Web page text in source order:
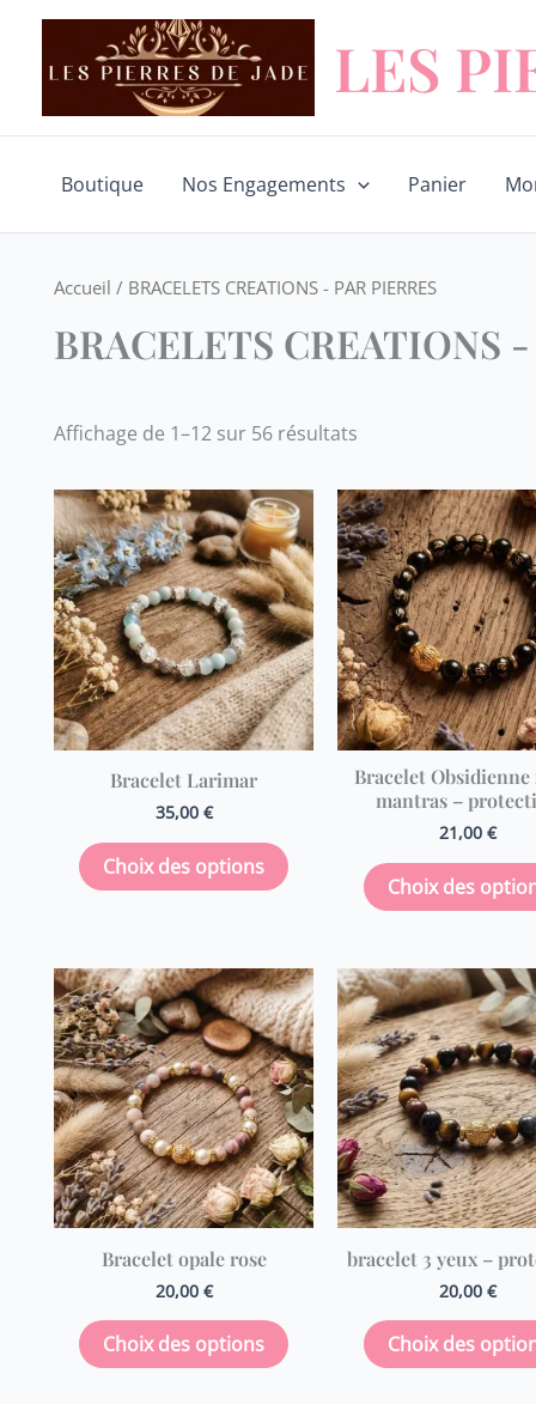
contenu
LES
Boutique Nos Engagements Panier
Accueil / BRACELETS CREATIONS - PAR PIERRES
BRACELETS CREATIONS
Affichage de 1–12 sur 56 résultats
plus
récent
au
Bracelet Larimar
35,00 €
Choix des options
Ce
produit
a
plusieurs
variations.
Les
options
peuvent
être
choisies
page
Bracelet
mantras –
21,00€
Choix des
Bracelet opale rose
20,00 €
Choix des options
Ce
produit
a
plusieurs
variations.
Les
options
peuvent
être
choisies
page
bracelet 3 yeux –
20,00€
Choix des